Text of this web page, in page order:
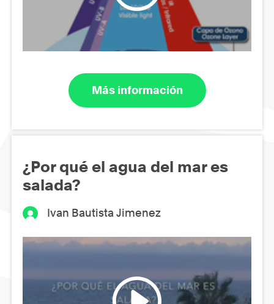
Más información
¿Por qué el agua del mar es
salada?
Ivan Bautista Jimenez